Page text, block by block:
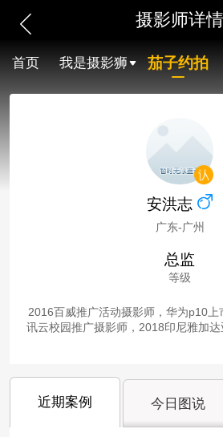
摄影师详情
首页 我是摄影狮 茄子约拍
安洪志
广东-广州
总监
等级
2016百威推广活动摄影师，华为p10
讯云校园推广摄影师，2018印尼雅加
近期案例 今日图说